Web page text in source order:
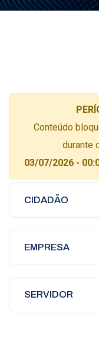
Conteúdo
durante
03/07/2026 -
CIDADÃO
EMPRESA
SERVIDOR